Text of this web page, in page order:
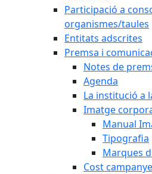
Participació a
organismes/taules
Entitats adscrites
Premsa i
Notes de
Agenda
La institució a
Imatge
Manual
Tipografia
Marques
Cost